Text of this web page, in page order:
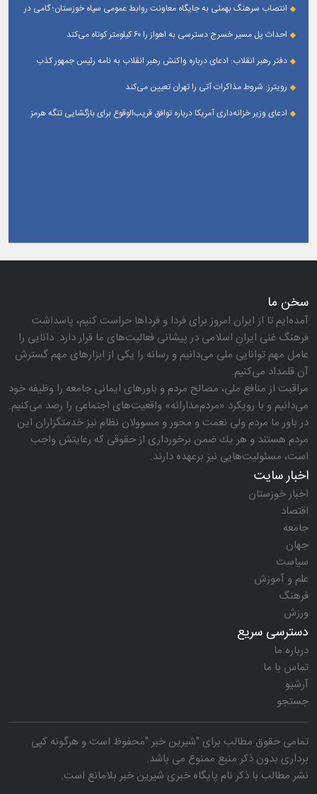
انتصاب سرهنگ بهمئی به جایگاه معاونت روابط عمومی سپاه خوزستان؛ گامی در
احداث پل مسیر خسرج دسترسی به اهواز را ۶۰ کیلومتر کوتاه می‌کند
دفتر رهبر انقلاب: ادعای درباره واکنش رهبر انقلاب به نامه رئیس جمهور کذب
رویترز: شروط مذاکرات آتی را تهران تعیین می‌کند
ادعای وزیر خزانه‌داری آمریکا درباره توافق قریب‌الوقوع برای بازگشایی تنگه هرمز
سخن ما
آمده‌ایم تا از ایران امروز برای فردا و فرداها حراست كنیم، پاسداشت
فرهنگ غنی ایرانِ اسلامی در پیشانی فعالیت‌های ما قرار دارد. دانایی را
عامل مهم توانایی ملی می‌دانیم و رسانه را یكی از ابزارهای مهم گسترش
آن قلمداد می‌كنیم.
مراقبت از منافع ملی، مصالح مردم و باورهای ایمانی جامعه را وظیفه خود
می‌دانیم و با رویكرد «مردم‌مدارانه‌» واقعیت‌های اجتماعی را رصد می‌كنیم.
در باور ما مردم ولی نعمت و محور و مسوولان نظام نیز خدمتگزاران این
مردم هستند و هر یك ضمن برخورداری از حقوقی كه رعایتش واجب
است، مسئولیت‌هایی نیز برعهده دارند.
اخبار سایت
اخبار خوزستان
اقتصاد
جامعه
جهان
سیاست
علم و آموزش
فرهنگ
ورزش
دسترسی سریع
درباره ما
تماس با ما
آرشیو
جستجو
تمامی حقوق مطالب برای "شیرین خبر"محفوظ است و هرگونه کپی
برداری بدون ذکر منبع ممنوع می باشد.
نشر مطالب با ذکر نام پایگاه خبری شیرین خبربلامانع است.